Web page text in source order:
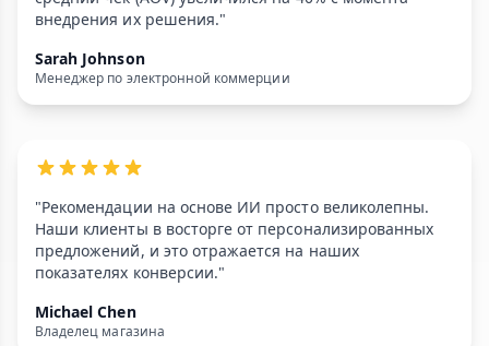
внедрения их решения."
Sarah Johnson
Менеджер по электронной коммерции
"Рекомендации на основе ИИ просто великолепны.
Наши клиенты в восторге от персонализированных
предложений, и это отражается на наших
показателях конверсии."
Michael Chen
Владелец магазина